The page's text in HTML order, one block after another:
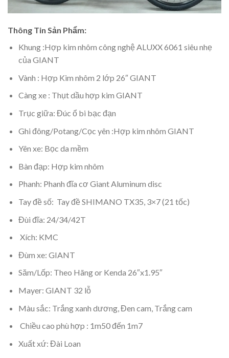
Thông Tin Sản Phẩm:
Khung :Hợp kim nhôm công nghệ ALUXX 6061 siêu nhẹ
của GIANT
Vành : Hợp Kim nhôm 2 lớp 26″ GIANT
Càng xe : Thụt dầu hợp kim GIANT
Trục giữa: Đúc ổ bi bạc đạn
Ghi đông/Potang/Cọc yên :Hợp kim nhôm GIANT
Yên xe: Bọc da mềm
Bàn đạp: Hợp kim nhôm
Phanh: Phanh đĩa cơ Giant Aluminum disc
Tay đề số: Tay đề SHIMANO TX35, 3×7 (21 tốc)
Đùi đĩa: 24/34/42T
Xích: KMC
Đùm xe: GIANT
Săm/Lốp: Theo Hãng or Kenda 26″x1.95″
Mayer: GIANT 32 lỗ
Màu sắc: Trắng xanh dương, Đen cam, Trắng cam
Chiều cao phù hợp : 1m50 đến 1m7
Xuất xứ: Đài Loan